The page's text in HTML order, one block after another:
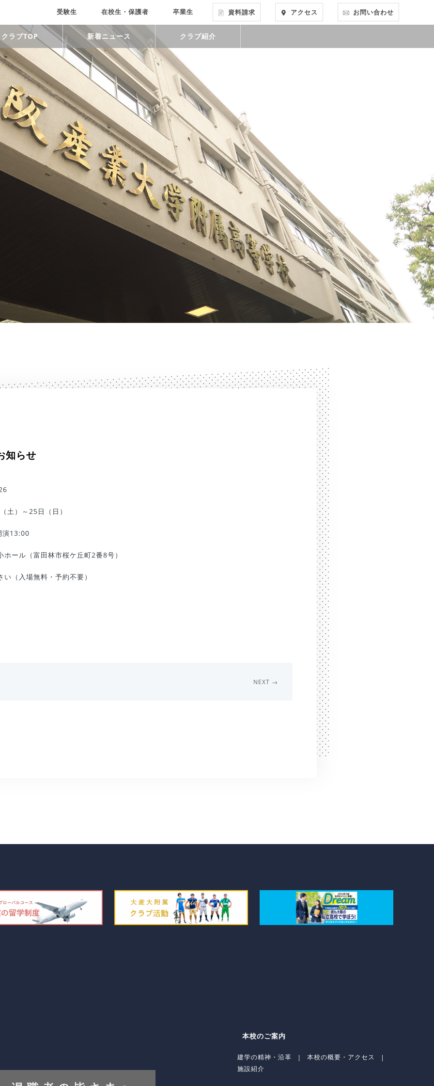
受験生 在校生・保護者 卒業生 資料請求 アクセス お問い合わせ
クラブTOP 新着ニュース クラブ紹介
知らせ
）～25日（日）
13:00
ール（富田林市桜ケ丘町2番8号）
（入場無料・予約不要）
NEXT →
本校のご案内
建学の精神・沿革
本校の概要・アクセス
施設紹介